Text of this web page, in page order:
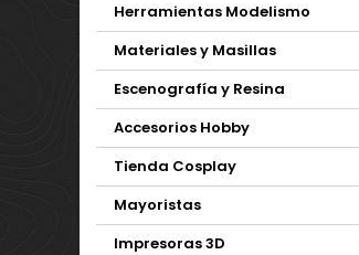
Herramientas Modelismo
Materiales y Masillas
Escenografía y Resina
Accesorios Hobby
Tienda Cosplay
Mayoristas
Impresoras 3D